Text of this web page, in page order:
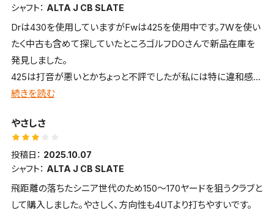
シャフト： ALTA J CB SLATE
Drは430を使用していますがFwは425を使用中です。7Wを使い
たく中古も含めて探していたところゴルフDOさんで新品在庫を
発見しました。
425は打音が悪いとかちょっと不評でしたが私には特に違和感が
無くて今も使っています。
出来ました。当面は主力になってくれると思います。
続きを読む
やさしさ
投稿日： 2025.10.07
シャフト： ALTA J CB SLATE
飛距離の落ちたシニア世代のため150～170ヤードを狙うクラブと
して購入しました。やさしく、方向性も4UTより打ちやすいです。